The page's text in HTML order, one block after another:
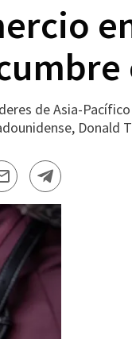
de Asia-
Donald